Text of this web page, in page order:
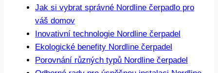
Jak si vybrat správné Nordline čerpadlo pro
váš domov
Inovativní technologie Nordline čerpadel
Ekologické benefity Nordline čerpadel
Porovnání různých typů Nordline čerpadel